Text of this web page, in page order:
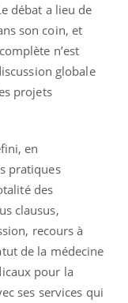
débat a lieu de
son coin, et
n’est
globale
projets
en
pratiques
des
clausus,
recours à
de la médecine
pour la
ses services qui